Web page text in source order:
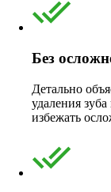
Без
Детально
удаления
избежать